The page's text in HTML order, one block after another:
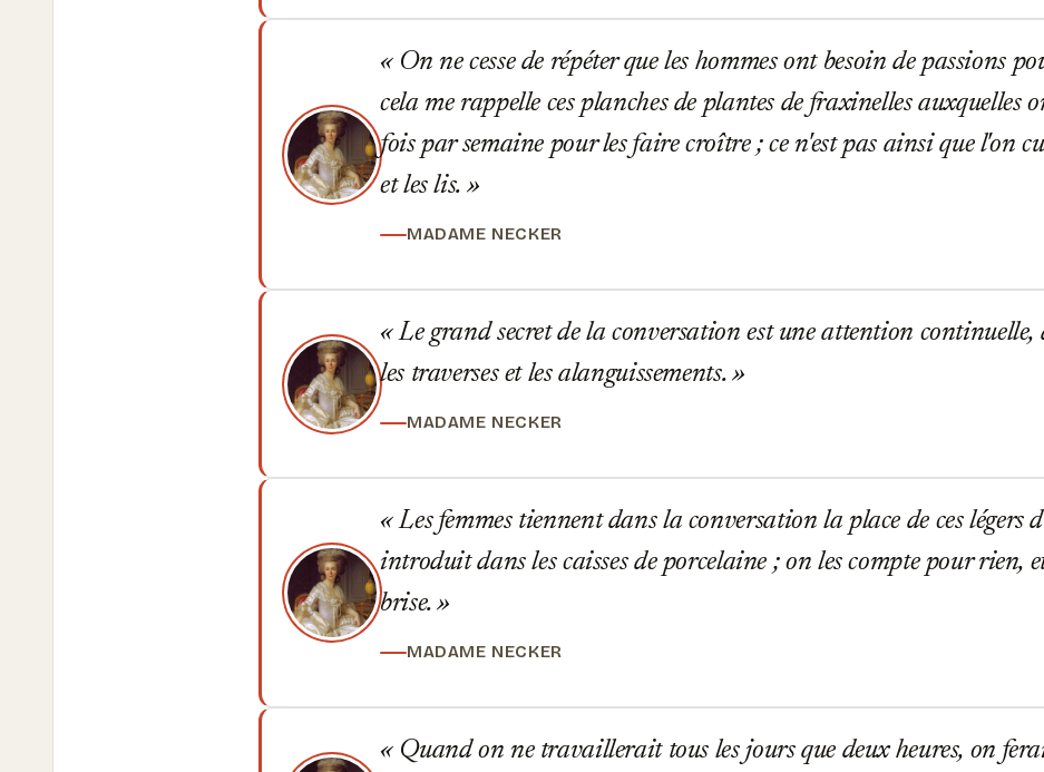
On ne cesse de répéter que les hommes ont besoin de passions
cela me rappelle ces planches de plantes de fraxinelles auxquelles
fois par semaine pour les faire croître ; ce n'est pas ainsi que l'on
et les lis.
MADAME NECKER
Le grand secret de la conversation est une attention continuelle,
les traverses et les alanguissements.
MADAME NECKER
Les femmes tiennent dans la conversation la place de ces légers
introduit dans les caisses de porcelaine ; on les compte pour rien,
brise.
MADAME NECKER
Quand on ne travaillerait tous les jours que deux heures, on